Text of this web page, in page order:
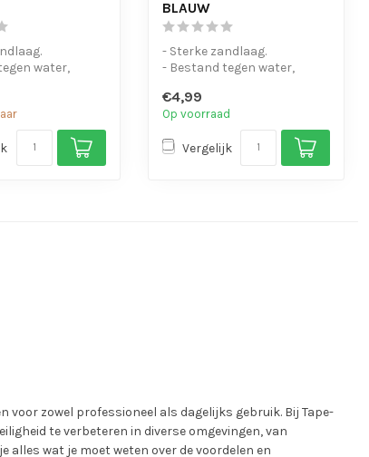
water,
BLAUW
- Sterke zandlaag.
- Bestand tegen water,
- Is eenvo...
€4,99
Op voorraad
Vergelijk
zowel professioneel als dagelijks gebruik. Bij Tape-
te verbeteren in diverse omgevingen, van
wat je moet weten over de voordelen en